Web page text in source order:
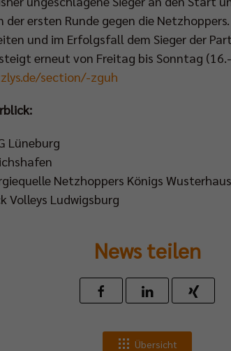
der ersten Runde gegen die
und im Erfolgsfall dem Sieger der
erneut von Freitag bis Sonntag
section/-zguh
Lüneburg
Netzhoppers Königs
Volleys Ludwigsburg
News teilen
Übersicht